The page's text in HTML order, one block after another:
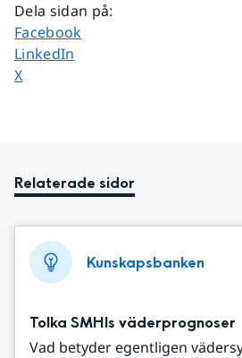
Dela sidan på:
Dela sidan på
Facebook
Dela sidan på
LinkedIn
Dela sidan på
X
Relaterade sidor
Kunskapsbanken
Tolka SMHIs väderprognoser
Vad betyder egentligen